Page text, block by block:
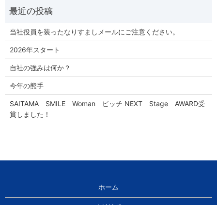
当社役員を装ったなりすましメールにご注意ください。
2026年スタート
自社の強みは何か？
今年の熊手
SAITAMA SMILE Woman ピッチ NEXT Stage AWARD受
賞しました！
ホーム